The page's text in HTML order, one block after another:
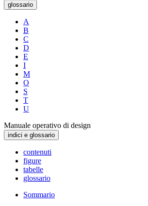
glossario
A
B
C
D
E
I
M
O
S
T
U
Manuale operativo di design
indici e glossario
contenuti
figure
tabelle
glossario
Sommario